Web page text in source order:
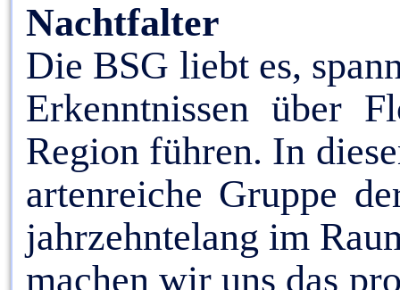
Nachtfalter
Die BSG liebt es,
Erkenntnissen über
Region führen. In
artenreiche Gruppe
jahrzehntelang im
machen wir uns das